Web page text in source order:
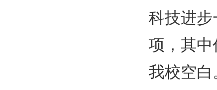
科技进
项，其
我校空